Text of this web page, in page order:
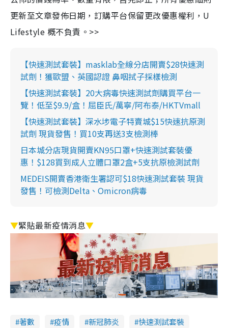
更新至文章發佈日期，訂購平台保留更改優惠權利，U
Lifestyle 概不負責。>>
【快速測試套裝】masklab全線分店開賣$28快速測
試劑！獲歐盟、英國認證 鼻咽拭子採樣檢測
【快速測試套裝】20大病毒快速測試劑購買平台一
覽！低至$9.9/盒！屈臣氏/萬寧/阿布泰/HKTVmall
【快速測試套裝】深水埗電子特賣城$15快速抗原測
試劑 現貨發售！買10支再送3支檢測棒
日本城分店現貨開賣KN95口罩+快速測試套裝優
惠！$128買到成人立體口罩2盒+5支抗原檢測試劑
MEDEIS開賣香港衛生署認可$18快速測試套裝 現貨
發售！可檢測Delta、Omicron病毒
▼緊貼最新疫情消息▼
著數 疫情 新冠肺炎
快速測試套裝